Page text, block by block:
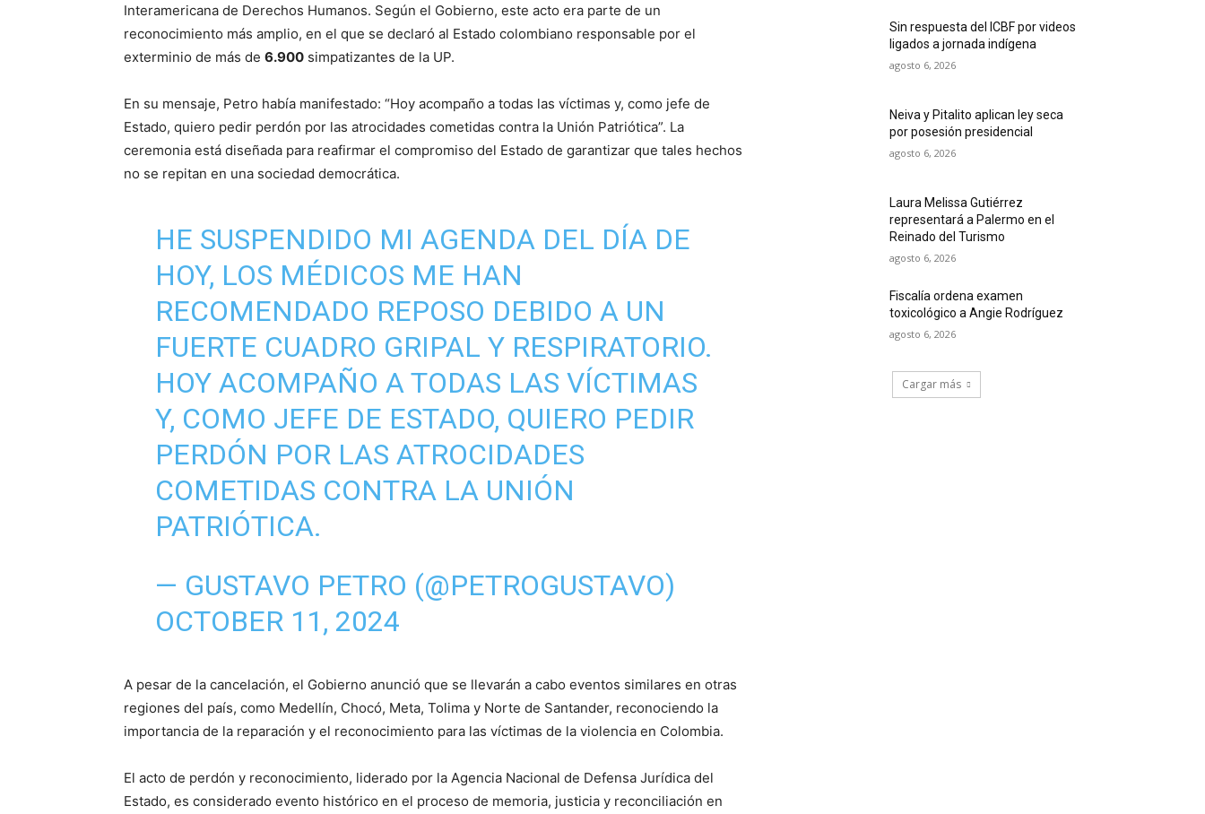
Interamericana de Derechos Humanos. Según el Gobierno, este acto era parte de un
reconocimiento más amplio, en el que se declaró al Estado colombiano responsable por el
exterminio de más de 6.900 simpatizantes de la UP.
En su mensaje, Petro había manifestado: “Hoy acompaño a todas las víctimas y, como jefe de
Estado, quiero pedir perdón por las atrocidades cometidas contra la Unión Patriótica”. La
ceremonia está diseñada para reafirmar el compromiso del Estado de garantizar que tales hechos
no se repitan en una sociedad democrática.
HE SUSPENDIDO MI AGENDA DEL DÍA DE
HOY, LOS MÉDICOS ME HAN
RECOMENDADO REPOSO DEBIDO A UN
FUERTE CUADRO GRIPAL Y RESPIRATORIO.
HOY ACOMPAÑO A TODAS LAS VÍCTIMAS
Y, COMO JEFE DE ESTADO, QUIERO PEDIR
PERDÓN POR LAS ATROCIDADES
COMETIDAS CONTRA LA UNIÓN
PATRIÓTICA.
— GUSTAVO PETRO (@PETROGUSTAVO)
OCTOBER 11, 2024
A pesar de la cancelación, el Gobierno anunció que se llevarán a cabo eventos similares en otras
regiones del país, como Medellín, Chocó, Meta, Tolima y Norte de Santander, reconociendo la
importancia de la reparación y el reconocimiento para las víctimas de la violencia en Colombia.
El acto de perdón y reconocimiento, liderado por la Agencia Nacional de Defensa Jurídica del
Estado, es considerado evento histórico en el proceso de memoria, justicia y reconciliación en
Sin respuesta del ICBF por videos
ligados a jornada indígena
agosto 6, 2026
Neiva y Pitalito aplican ley seca
por posesión presidencial
agosto 6, 2026
Laura Melissa Gutiérrez
representará a Palermo en el
Reinado del Turismo
agosto 6, 2026
Fiscalía ordena examen
toxicológico a Angie Rodríguez
agosto 6, 2026
Cargar más